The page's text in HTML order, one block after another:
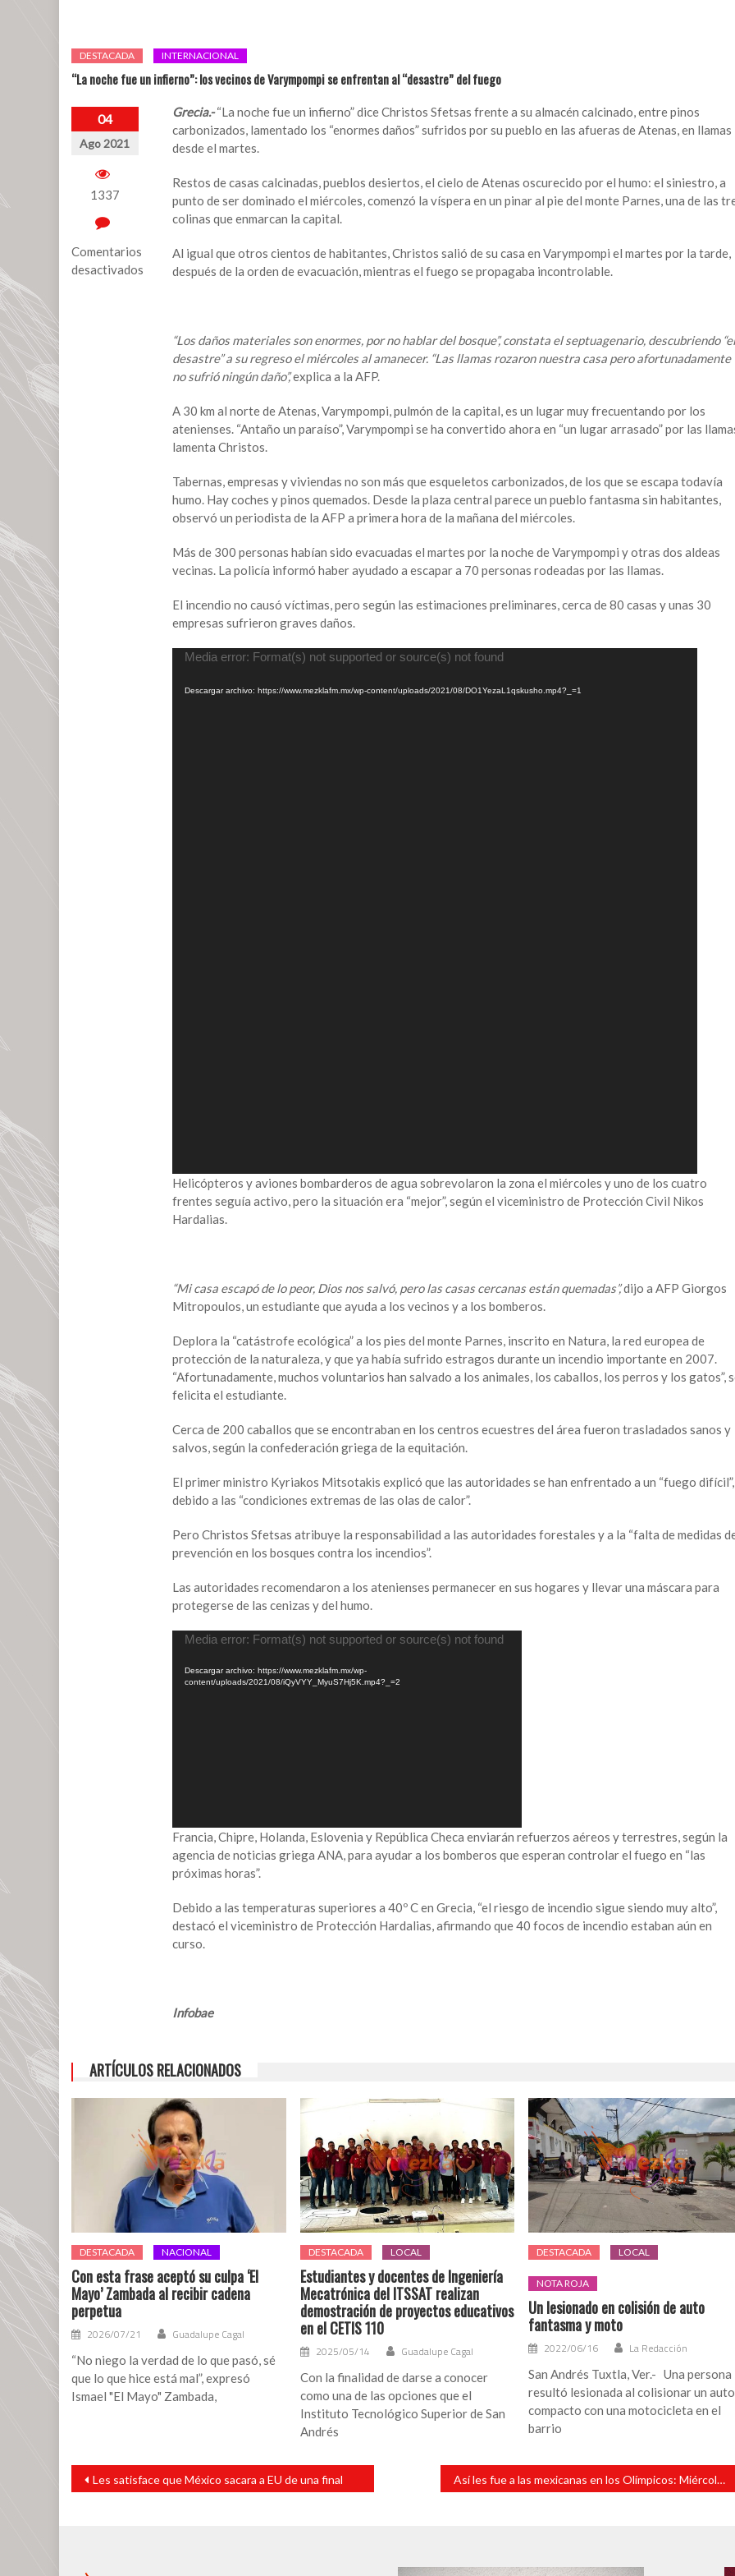
DESTACADA INTERNACIONAL
“La noche fue un infierno”: los vecinos de Varympompi se enfrentan al “desastre” del fuego
04
Ago 2021
1337
Comentarios
desactivados
Grecia.- “La noche fue un infierno” dice Christos Sfetsas frente a su almacén calcinado, entre pinos
carbonizados, lamentado los “enormes daños” sufridos por su pueblo en las afueras de Atenas, en llamas
desde el martes.
Restos de casas calcinadas, pueblos desiertos, el cielo de Atenas oscurecido por el humo: el siniestro, a
punto de ser dominado el miércoles, comenzó la víspera en un pinar al pie del monte Parnes, una de las
colinas que enmarcan la capital.
Al igual que otros cientos de habitantes, Christos salió de su casa en Varympompi el martes por la tarde,
después de la orden de evacuación, mientras el fuego se propagaba incontrolable.
“Los daños materiales son enormes, por no hablar del bosque”, constata el septuagenario, descubriendo “el
desastre” a su regreso el miércoles al amanecer. “Las llamas rozaron nuestra casa pero afortunadamente
no sufrió ningún daño”,explica a la AFP.
A 30 km al norte de Atenas, Varympompi, pulmón de la capital, es un lugar muy frecuentando por los
atenienses. “Antaño un paraíso”, Varympompi se ha convertido ahora en “un lugar arrasado” por las
lamenta Christos.
Tabernas, empresas y viviendas no son más que esqueletos carbonizados, de los que se escapa todavía
humo. Hay coches y pinos quemados. Desde la plaza central parece un pueblo fantasma sin habitantes,
observó un periodista de la AFP a primera hora de la mañana del miércoles.
Más de 300 personas habían sido evacuadas el martes por la noche de Varympompi y otras dos aldeas
vecinas. La policía informó haber ayudado a escapar a 70 personas rodeadas por las llamas.
El incendio no causó víctimas, pero según las estimaciones preliminares, cerca de 80 casas y unas 30
empresas sufrieron graves daños.
Reproductor
vídeo
Media error: Format(s) not supported or source(s) not found
Descargar archivo: https://www.mezklafm.mx/wp-content/uploads/2021/08/DO1YezaL1qskusho.mp4?_=1
Helicópteros y aviones bombarderos de agua sobrevolaron la zona el miércoles y uno de los cuatro
frentes seguía activo, pero la situación era “mejor”, según el viceministro de Protección Civil Nikos
Hardalias.
“Mi casa escapó de lo peor, Dios nos salvó, pero las casas cercanas están quemadas”,dijo a AFP Giorgos
Mitropoulos, un estudiante que ayuda a los vecinos y a los bomberos.
Deplora la “catástrofe ecológica” a los pies del monte Parnes, inscrito en Natura, la red europea de
protección de la naturaleza, y que ya había sufrido estragos durante un incendio importante en 2007.
“Afortunadamente, muchos voluntarios han salvado a los animales, los caballos, los perros y los gatos”,
felicita el estudiante.
Cerca de 200 caballos que se encontraban en los centros ecuestres del área fueron trasladados sanos y
salvos, según la confederación griega de la equitación.
El primer ministro Kyriakos Mitsotakis explicó que las autoridades se han enfrentado a un “fuego difícil”,
debido a las “condiciones extremas de las olas de calor”.
Pero Christos Sfetsas atribuye la responsabilidad a las autoridades forestales y a la “falta de medidas
prevención en los bosques contra los incendios”.
Las autoridades recomendaron a los atenienses permanecer en sus hogares y llevar una máscara para
protegerse de las cenizas y del humo.
Reproductor
vídeo
Media error: Format(s) not supported or source(s) not found
Descargar archivo: https://www.mezklafm.mx/wp-
content/uploads/2021/08/iQyVYY_MyuS7Hj5K.mp4?_=2
Francia, Chipre, Holanda, Eslovenia y República Checa enviarán refuerzos aéreos y terrestres, según la
agencia de noticias griega ANA, para ayudar a los bomberos que esperan controlar el fuego en “las
próximas horas”.
Debido a las temperaturas superiores a 40º C en Grecia, “el riesgo de incendio sigue siendo muy alto”,
destacó el viceministro de Protección Hardalias, afirmando que 40 focos de incendio estaban aún en
curso.
Infobae
ARTÍCULOS RELACIONADOS
DESTACADA NACIONAL
Con esta frase aceptó su culpa ‘El
Mayo’ Zambada al recibir cadena
perpetua
2026/07/21 Guadalupe Cagal
“No niego la verdad de lo que pasó, sé
que lo que hice está mal”, expresó
Ismael "El Mayo" Zambada,
DESTACADA LOCAL
Estudiantes y docentes de Ingeniería
Mecatrónica del ITSSAT realizan
demostración de proyectos educativos
en el CETIS 110
2025/05/14 Guadalupe Cagal
Con la finalidad de darse a conocer
como una de las opciones que el
Instituto Tecnológico Superior de San
Andrés
DESTACADA LOCAL
NOTA ROJA
Un lesionado en colisión de auto
fantasma y moto
2022/06/16 La Redacción
San Andrés Tuxtla, Ver.- Una persona
resultó lesionada al colisionar un auto
compacto con una motocicleta en el
barrio
Navegación
entradas
Les satisface que México sacara a EU de una final Así les fue a las mexicanas en los Olímpicos: Miércoles 4 de agosto